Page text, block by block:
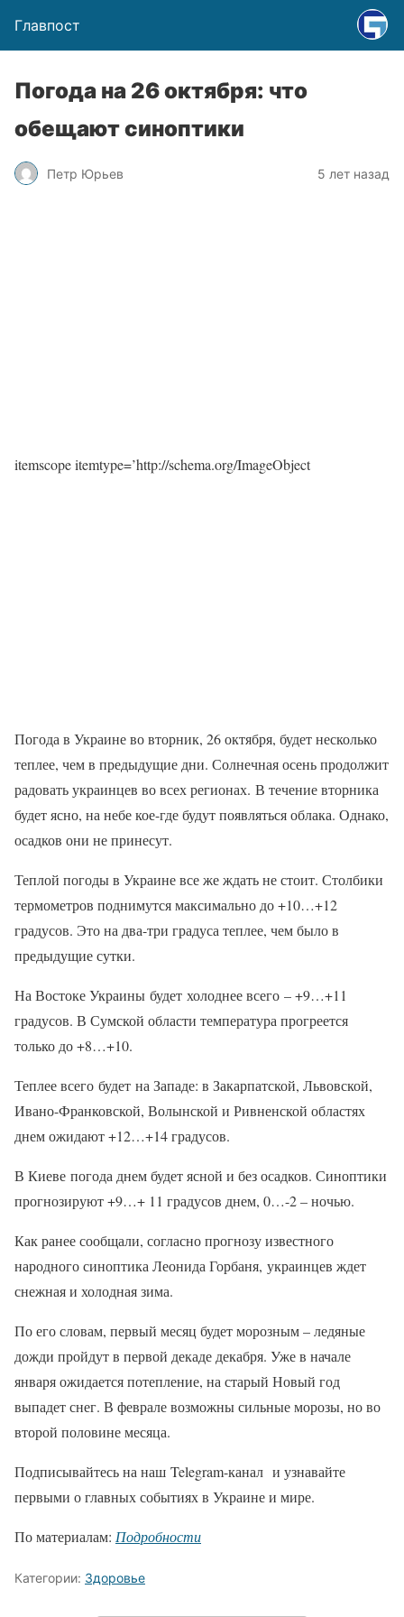
Главпост
Погода на 26 октября: что
обещают синоптики
Петр Юрьев 5 лет назад
itemscope itemtype=’http://schema.org/ImageObject
Погода в Украине во вторник, 26 октября, будет несколько
теплее, чем в предыдущие дни. Солнечная осень продолжит
радовать украинцев во всех регионах. В течение вторника
будет ясно, на небе кое-где будут появляться облака. Однако,
осадков они не принесут.
Теплой погоды в Украине все же ждать не стоит. Столбики
термометров поднимутся максимально до +10…+12
градусов. Это на два-три градуса теплее, чем было в
предыдущие сутки.
На Востоке Украины будет холоднее всего – +9…+11
градусов. В Сумской области температура прогреется
только до +8…+10.
Теплее всего будет на Западе: в Закарпатской, Львовской,
Ивано-Франковской, Волынской и Ривненской областях
днем ожидают +12…+14 градусов.
В Киеве погода днем будет ясной и без осадков. Синоптики
прогнозируют +9…+ 11 градусов днем, 0…-2 – ночью.
Как ранее сообщали, согласно прогнозу известного
народного синоптика Леонида Горбаня, украинцев ждет
снежная и холодная зима.
По его словам, первый месяц будет морозным – ледяные
дожди пройдут в первой декаде декабря. Уже в начале
января ожидается потепление, на старый Новый год
выпадет снег. В феврале возможны сильные морозы, но во
второй половине месяца.
Подписывайтесь на наш Telegram-канал и узнавайте
первыми о главных событиях в Украине и мире.
По материалам: Подробности
Категории: Здоровье